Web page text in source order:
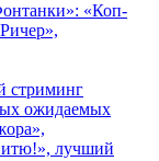
«Коп-
стриминг
ожидаемых
лучший